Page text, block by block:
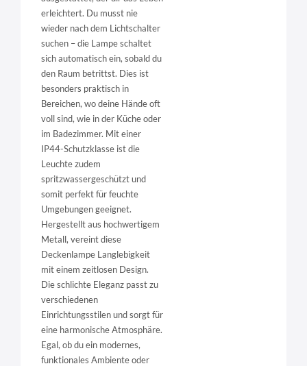
erleichtert. Du musst nie
wieder nach dem Lichtschalter
suchen – die Lampe schaltet
sich automatisch ein, sobald du
den Raum betrittst. Dies ist
besonders praktisch in
Bereichen, wo deine Hände oft
voll sind, wie in der Küche oder
im Badezimmer. Mit einer
IP44-Schutzklasse ist die
Leuchte zudem
spritzwassergeschützt und
somit perfekt für feuchte
Umgebungen geeignet.
Hergestellt aus hochwertigem
Metall, vereint diese
Deckenlampe Langlebigkeit
mit einem zeitlosen Design.
Die schlichte Eleganz passt zu
verschiedenen
Einrichtungsstilen und sorgt für
eine harmonische Atmosphäre.
Egal, ob du ein modernes,
funktionales Ambiente oder